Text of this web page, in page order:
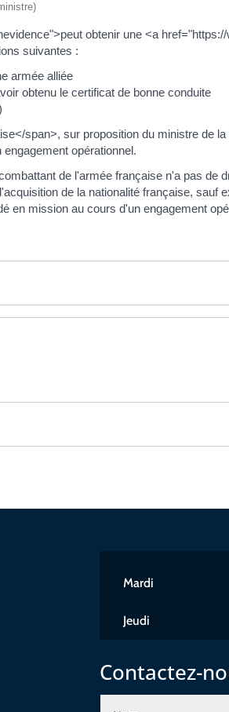
obtenir une <a
suivantes :
armée alliée
obtenu le certificat de bonne conduite
span>, sur proposition du ministre de
opérationnel.
de l'armée française n'a pas de
de la nationalité française, sauf
en mission au cours d'un engagement
Mardi
Jeudi
Contactez-